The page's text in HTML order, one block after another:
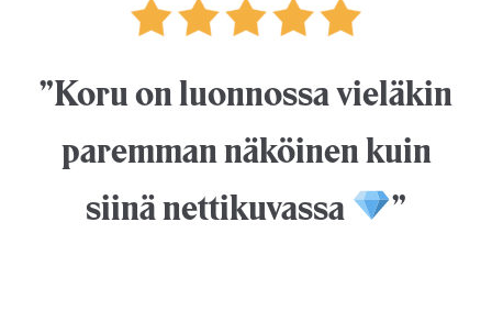
”Koru on luonnossa vieläkin
paremman näköinen kuin
siinä nettikuvassa
”